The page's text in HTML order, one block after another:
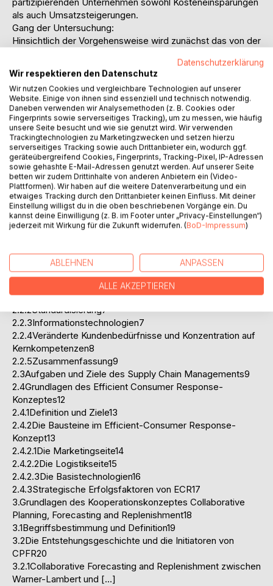
partizipierenden Unternehmen sowohl Kosteneinsparungen
als auch Umsatzsteigerungen.
Gang der Untersuchung:
Hinsichtlich der Vorgehensweise wird zunächst das von der
neunstufige Prozessmodell vorgestellt, bevor näher auf
Effizienzvorteile, Erfolgsfaktoren sowie allgemeine
Probleme der Implementierung eingegangen wird. Dieser
Schwerpunkt der Diplomarbeit ist bewusst praxisnah
gestaltet und beinhaltet neben einem einleitenden
Fallbeispiel zahlreiche Rückgriffe auf bestehende
Forschungsdaten. Auf den Erkenntnissen dieses
Analyseteils stützt sich schließlich die kritische
zukunftsgerichtete Bewertung von CPFR.
Inhaltsverzeichnis:Inhaltsverzeichnis:
InhaltsverzeichnisA
AbbildungsverzeichnisC
AbkürzungsverzeichnisD
2.Einführung in das Supply Chain Management2
2.1Begriffsbestimmung und Definition2
2.2Ursprünge und Treiber der SCM-Entwicklung5
2.2.1Globalisierung6
2.2.2Standardisierung7
2.2.3Informationstechnologien7
2.2.4Veränderte Kundenbedürfnisse und Konzentration auf
Kernkompetenzen8
2.2.5Zusammenfassung9
2.3Aufgaben und Ziele des Supply Chain Managements9
2.4Grundlagen des Efficient Consumer Response-
Konzeptes12
2.4.1Definition und Ziele13
2.4.2Die Bausteine im Efficient-Consumer Response-
Konzept13
2.4.2.1Die Marketingseite14
2.4.2.2Die Logistikseite15
2.4.2.3Die Basistechnologien16
2.4.3Strategische Erfolgsfaktoren von ECR17
3.Grundlagen des Kooperationskonzeptes Collaborative
Planning, Forecasting and Replenishment18
3.1Begriffsbestimmung und Definition19
3.2Die Entstehungsgeschichte und die Initiatoren von
CPFR20
3.2.1Collaborative Forecasting and Replenishment zwischen
Warner-Lambert und […]
Datenschutzerklärung
Wir respektieren den Datenschutz
Wir nutzen Cookies und vergleichbare Technologien auf unserer
Website. Einige von ihnen sind essenziell und technisch notwendig.
Daneben verwenden wir Analysemethoden (z. B. Cookies oder
Fingerprints sowie serverseitiges Tracking), um zu messen, wie häufig
unsere Seite besucht und wie sie genutzt wird. Wir verwenden
Trackingtechnologien zu Marketingzwecken und setzen hierzu
serverseitiges Tracking sowie auch Drittanbieter ein, wodurch ggf.
geräteübergreifend Cookies, Fingerprints, Tracking-Pixel, IP-Adressen
sowie gehashte E-Mail-Adressen genutzt werden. Auf unserer Seite
betten wir zudem Drittinhalte von anderen Anbietern ein (Video-
Plattformen). Wir haben auf die weitere Datenverarbeitung und ein
etwaiges Tracking durch den Drittanbieter keinen Einfluss. Mit deiner
Einstellung willigst du in die oben beschriebenen Vorgänge ein. Du
kannst deine Einwilligung (z. B. im Footer unter „Privacy-Einstellungen“)
jederzeit mit Wirkung für die Zukunft widerrufen. (BoD-Impressum)
ABLEHNEN ANPASSEN
ALLE AKZEPTIEREN